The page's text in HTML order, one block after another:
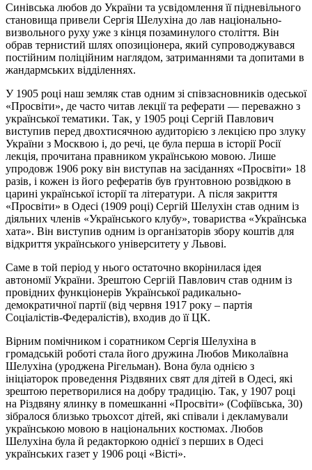
Синівська любов до України та усвідомлення її підневільного
становища привели Сергія Шелухіна до лав національно-
визвольного руху уже з кінця позаминулого століття. Він
обрав тернистий шлях опозиціонера, який супроводжувався
постійним поліційним наглядом, затриманнями та допитами в
жандармських відділеннях.
У 1905 році наш земляк став одним зі співзасновників одеської
«Просвіти», де часто читав лекції та реферати — переважно з
української тематики. Так, у 1905 році Сергій Павлович
виступив перед двохтисячною аудиторією з лекцією про злуку
України з Москвою і, до речі, це була перша в історії Росії
лекція, прочитана правником українською мовою. Лише
упродовж 1906 року він виступав на засіданнях «Просвіти» 18
разів, і кожен із його рефератів був ґрунтовною розвідкою в
царині української історії та літератури. А після закриття
«Просвіти» в Одесі (1909 році) Сергій Шелухін став одним із
діяльних членів «Українського клубу», товариства «Українська
хата». Він виступив одним із організаторів збору коштів для
відкриття українського університету у Львові.
Саме в той період у нього остаточно вкорінилася ідея
автономії України. Зрештою Сергій Павлович став одним із
провідних функціонерів Української радикально-
демократичної партії (від червня 1917 року – партія
Соціалістів-Федералістів), входив до її ЦК.
Вірним помічником і соратником Сергія Шелухіна в
громадській роботі стала його дружина Любов Миколаївна
Шелухіна (уроджена Рігельман). Вона була однією з
ініціаторок проведення Різдвяних свят для дітей в Одесі, які
зрештою перетворилися на добру традицію. Так, у 1907 році
на Різдвяну ялинку в помешканні «Просвіти» (Софіївська, 30)
зібралося близько трьохсот дітей, які співали і декламували
українською мовою в національних костюмах. Любов
Шелухіна була й редакторкою однієї з перших в Одесі
українських газет у 1906 році «Вісті».